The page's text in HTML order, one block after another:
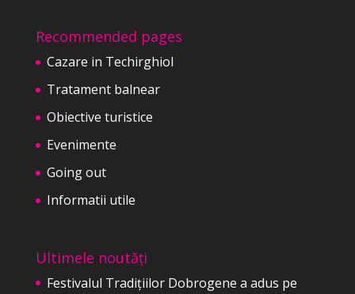
Recommended pages
Cazare in Techirghiol
Tratament balnear
Obiective turistice
Evenimente
Going out
Informatii utile
Ultimele noutăți
Festivalul Tradițiilor Dobrogene a adus pe